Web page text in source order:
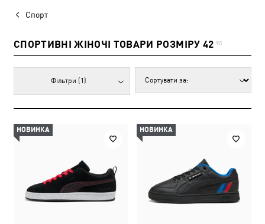
Спорт
СПОРТИВНІ ЖІНОЧІ ТОВАРИ РОЗМІРУ 42 90
Фільтри (1)
НОВИНКА НОВИНКА